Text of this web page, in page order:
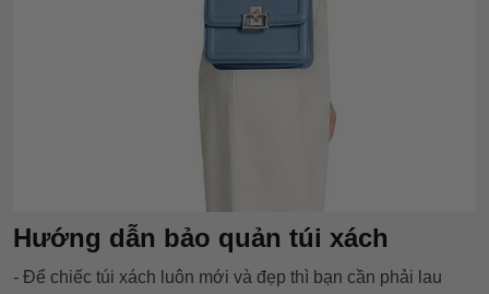
Hướng dẫn bảo quản túi xách
- Để chiếc túi xách luôn mới và đẹp thì bạn cần phải lau